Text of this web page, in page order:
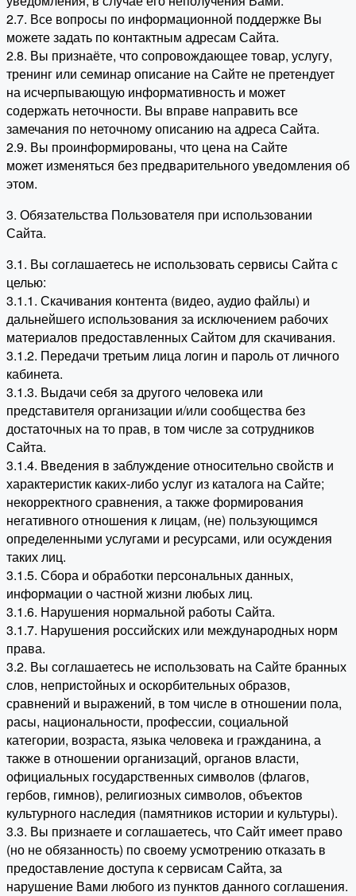
2.7. Все вопросы по информационной поддержке Вы
можете задать по контактным адресам Сайта.
2.8. Вы признаёте, что сопровождающее товар, услугу,
тренинг или семинар описание на Сайте не претендует
на исчерпывающую информативность и может
содержать неточности. Вы вправе направить все
замечания по неточному описанию на адреса Сайта.
2.9. Вы проинформированы, что цена на Сайте
может изменяться без предварительного уведомления об
этом.
3. Обязательства Пользователя при использовании
Сайта.
3.1. Вы соглашаетесь не использовать сервисы Сайта с
целью:
3.1.1. Скачивания контента (видео, аудио файлы) и
дальнейшего использования за исключением рабочих
материалов предоставленных Сайтом для скачивания.
3.1.2. Передачи третьим лица логин и пароль от личного
кабинета.
3.1.3. Выдачи себя за другого человека или
представителя организации и/или сообщества без
достаточных на то прав, в том числе за сотрудников
Сайта.
3.1.4. Введения в заблуждение относительно свойств и
характеристик каких-либо услуг из каталога на Сайте;
некорректного сравнения, а также формирования
негативного отношения к лицам, (не) пользующимся
определенными услугами и ресурсами, или осуждения
таких лиц.
3.1.5. Сбора и обработки персональных данных,
информации о частной жизни любых лиц.
3.1.6. Нарушения нормальной работы Сайта.
3.1.7. Нарушения российских или международных норм
права.
3.2. Вы соглашаетесь не использовать на Сайте бранных
слов, непристойных и оскорбительных образов,
сравнений и выражений, в том числе в отношении пола,
расы, национальности, профессии, социальной
категории, возраста, языка человека и гражданина, а
также в отношении организаций, органов власти,
официальных государственных символов (флагов,
гербов, гимнов), религиозных символов, объектов
культурного наследия (памятников истории и культуры).
3.3. Вы признаете и соглашаетесь, что Сайт имеет право
(но не обязанность) по своему усмотрению отказать в
предоставление доступа к сервисам Сайта, за
нарушение Вами любого из пунктов данного соглашения.